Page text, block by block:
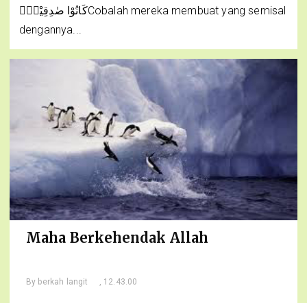
كَانُوْا صٰدِقِيْنَۗCobalah mereka membuat yang semisal
dengannya...
Maha Berkehendak Allah
By berkah langit , 12.43.00